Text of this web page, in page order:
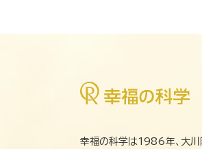
幸福の科学は1986年、大川